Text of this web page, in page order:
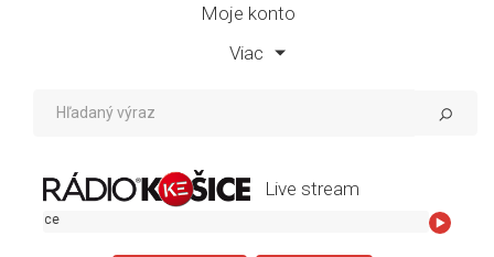
Moje konto
Viac
Live stream
Najblizsie k